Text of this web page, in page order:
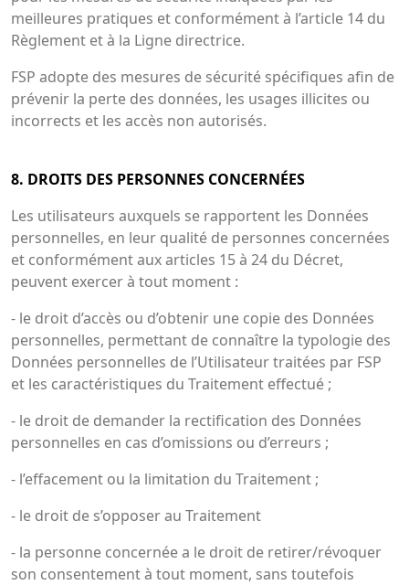
meilleures pratiques et conformément à l’article 14 du
Règlement et à la Ligne directrice.
FSP adopte des mesures de sécurité spécifiques afin de
prévenir la perte des données, les usages illicites ou
incorrects et les accès non autorisés.
8. DROITS DES PERSONNES CONCERNÉES
Les utilisateurs auxquels se rapportent les Données
personnelles, en leur qualité de personnes concernées
et conformément aux articles 15 à 24 du Décret,
peuvent exercer à tout moment :
- le droit d’accès ou d’obtenir une copie des Données
personnelles, permettant de connaître la typologie des
Données personnelles de l’Utilisateur traitées par FSP
et les caractéristiques du Traitement effectué ;
- le droit de demander la rectification des Données
personnelles en cas d’omissions ou d’erreurs ;
- l’effacement ou la limitation du Traitement ;
- le droit de s’opposer au Traitement
- la personne concernée a le droit de retirer/révoquer
son consentement à tout moment, sans toutefois